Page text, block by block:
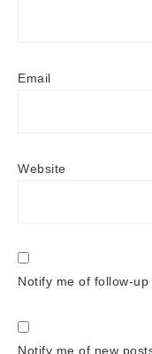
Email
Website
Notify me of follow-
Notify me of new